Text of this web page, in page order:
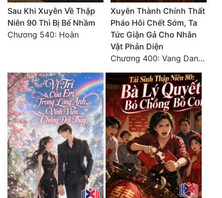
Sau Khi Xuyên Về Thập
Niên 90 Thì Bị Bế Nhầm
Chương 540: Hoàn
Xuyên Thành Chính Thất
Pháo Hôi Chết Sớm, Ta
Tức Giận Gả Cho Nhân
Vật Phản Diện
Chương 400: Vang Danh Thiên Hạ (Hết)